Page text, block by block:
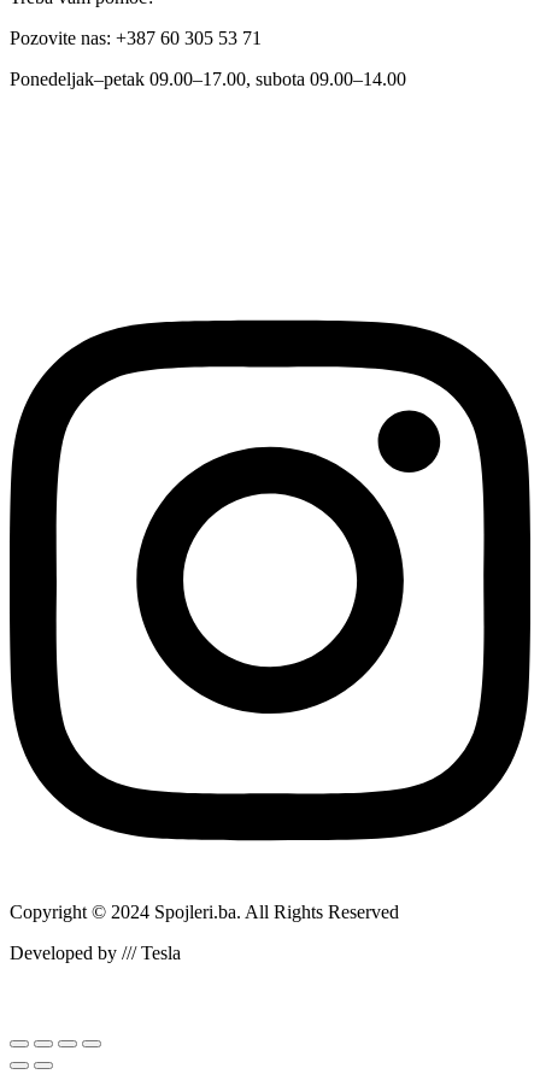
Pozovite nas: +387 60 305 53 71
Ponedeljak–petak 09.00–17.00, subota 09.00–14.00
Copyright © 2024 Spojleri.ba. All Rights Reserved
Developed by /// Tesla